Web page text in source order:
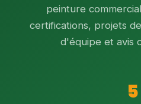
peinture
certifications, projets
d'équipe et avis
5